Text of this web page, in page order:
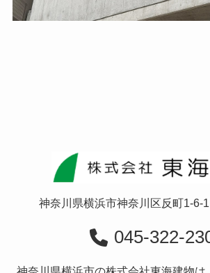
神奈川県横浜市神奈川区反町1-6-
045-322-